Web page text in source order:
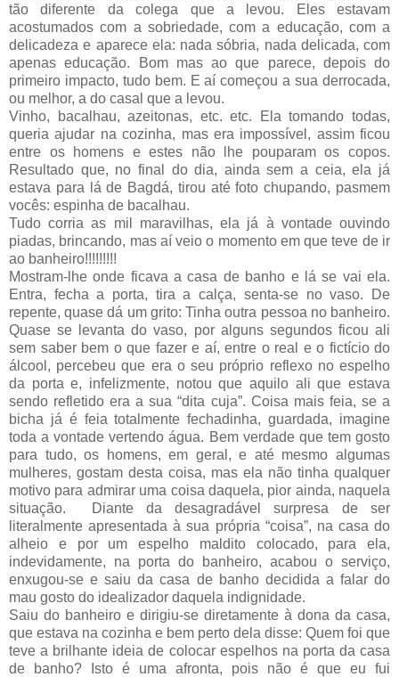
tão diferente da colega que a levou. Eles estavam
acostumados com a sobriedade, com a educação, com a
delicadeza e aparece ela: nada sóbria, nada delicada, com
apenas educação. Bom mas ao que parece, depois do
primeiro impacto, tudo bem. E aí começou a sua derrocada,
ou melhor, a do casal que a levou.
Vinho, bacalhau, azeitonas, etc. etc. Ela tomando todas,
queria ajudar na cozinha, mas era impossível, assim ficou
entre os homens e estes não lhe pouparam os copos.
Resultado que, no final do dia, ainda sem a ceia, ela já
estava para lá de Bagdá, tirou até foto chupando, pasmem
vocês: espinha de bacalhau.
Tudo corria as mil maravilhas, ela já à vontade ouvindo
piadas, brincando, mas aí veio o momento em que teve de ir
ao banheiro!!!!!!!!!
Mostram-lhe onde ficava a casa de banho e lá se vai ela.
Entra, fecha a porta, tira a calça, senta-se no vaso. De
repente, quase dá um grito: Tinha outra pessoa no banheiro.
Quase se levanta do vaso, por alguns segundos ficou ali
sem saber bem o que fazer e aí, entre o real e o fictício do
álcool, percebeu que era o seu próprio reflexo no espelho
da porta e, infelizmente, notou que aquilo ali que estava
sendo refletido era a sua “dita cuja”. Coisa mais feia, se a
bicha já é feia totalmente fechadinha, guardada, imagine
toda a vontade vertendo água. Bem verdade que tem gosto
para tudo, os homens, em geral, e até mesmo algumas
mulheres, gostam desta coisa, mas ela não tinha qualquer
motivo para admirar uma coisa daquela, pior ainda, naquela
situação. Diante da desagradável surpresa de ser
literalmente apresentada à sua própria “coisa”, na casa do
alheio e por um espelho maldito colocado, para ela,
indevidamente, na porta do banheiro, acabou o serviço,
enxugou-se e saiu da casa de banho decidida a falar do
mau gosto do idealizador daquela indignidade.
Saiu do banheiro e dirigiu-se diretamente à dona da casa,
que estava na cozinha e bem perto dela disse: Quem foi que
teve a brilhante ideia de colocar espelhos na porta da casa
de banho? Isto é uma afronta, pois não é que eu fui